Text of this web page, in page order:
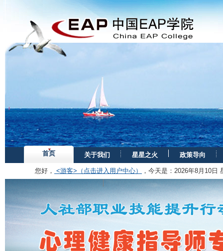
首页 关于我们 星星之火 政策导向
您好， <游客>（点击进入用户中心） ，今天是： 2026年8月